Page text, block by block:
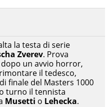
la testa di serie
Zverev. Prova
un avvio horror,
il tedesco,
finale del Masters 1000
turno il tennista
Musetti o Lehecka.